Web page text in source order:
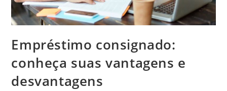
Empréstimo consignado:
conheça suas vantagens e
desvantagens